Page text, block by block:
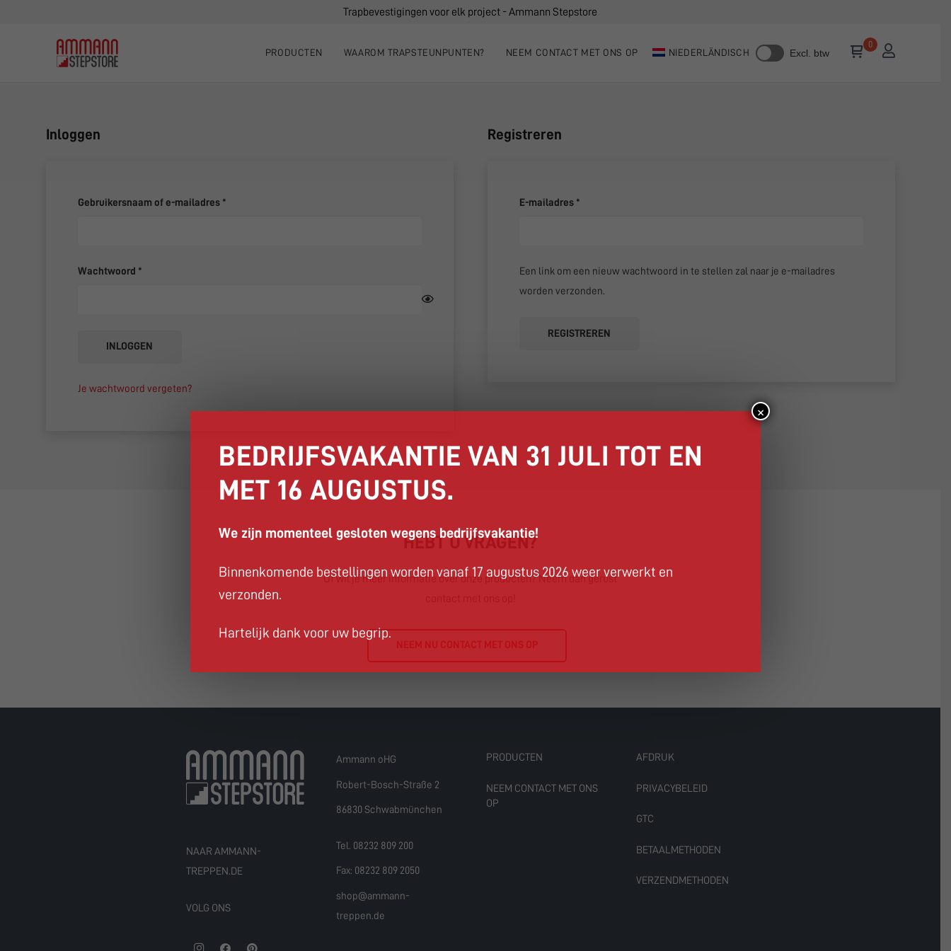
Trapbevestigingen voor elk project - Ammann Stepstore
PRODUCTEN WAAROM TRAPSTEUNPUNTEN? NEEM CONTACT MET ONS OP NIEDERLÄNDISCH Excl. btw
Inloggen
Gebruikersnaam of e-mailadres *Vereist
Wachtwoord *Vereist
INLOGGEN
Je wachtwoord vergeten?
Registreren
E-mailadres *Vereist
Een link om een nieuw wachtwoord in te stellen zal naar je e-mailadres
worden verzonden.
REGISTREREN
HEBT U VRAGEN?
Of wil je meer informatie over onze producten? Neem dan gerust
NEEM NU CONTACT MET ONS OP
NAAR AMMANN-
TREPPEN.DE
VOLG ONS
Ammann oHG
Robert-Bosch-Straße 2
86830 Schwabmünchen
Tel. 08232 809 200
Fax: 08232 809 2050
shop@ammann-
treppen.de
PRODUCTEN
NEEM CONTACT MET ONS
OP
AFDRUK
PRIVACYBELEID
GTC
BETAALMETHODEN
VERZENDMETHODEN
BEDRIJFSVAKANTIE VAN 31 JULI TOT EN
MET 16 AUGUSTUS.
We zijn momenteel gesloten wegens bedrijfsvakantie!
Binnenkomende bestellingen worden vanaf 17 augustus 2026 weer verwerkt en
verzonden.
Hartelijk dank voor uw begrip.
×